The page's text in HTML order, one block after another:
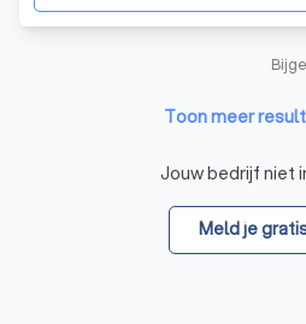
Toon meer
Jouw bedrijf niet
Meld je